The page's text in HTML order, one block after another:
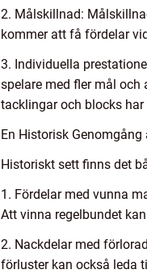
2. Målskillnad:
kommer att få fördelar
3. Individuella
spelare med fler mål och
tacklingar och blocks
En Historisk
Historiskt sett finns det
1. Fördelar med vunna
Att vinna regelbundet
2. Nackdelar med
förluster kan också leda